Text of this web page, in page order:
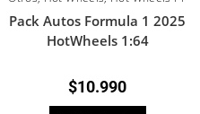
Pack Autos Formula 1 2025
HotWheels 1:64
$10.990